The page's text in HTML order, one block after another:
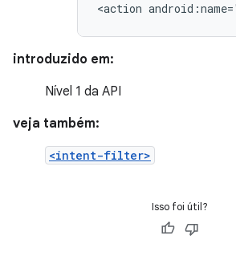
<action
introduzido em:
Nível 1 da API
veja também:
<intent-filter>
Isso foi útil?